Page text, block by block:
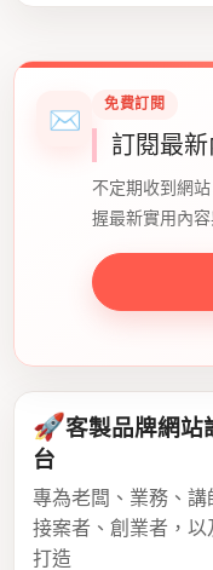
✉ 免費訂閱
訂閱最
不定期收到網
握最新實用內
🚀客製品牌網站
台
專為老闆、業務、講
接案者、創業者，
打造